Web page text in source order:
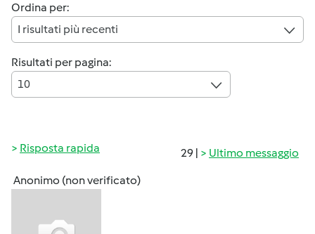
Ordina per:
I risultati più recenti
Risultati per pagina:
10
29 | Ultimo messaggio
Risposta rapida
Anonimo (non verificato)